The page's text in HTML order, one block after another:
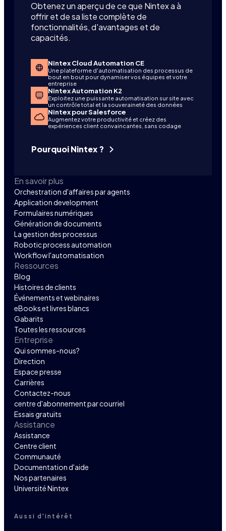
Obtenez un aperçu de ce que Nintex a à
offrir et de sa liste complète de
fonctionnalités, d'avantages et de
capacités.
Nintex Cloud Automation CE
Une plateforme d'automatisation des processus de
bout en bout pour dynamiser vos équipes et votre
entreprise
Nintex Automation K2
Exploitez une puissante automatisation sur site avec
un contrôle total et la souveraineté des données
Nintex pour Salesforce
Augmentez votre productivité et créez des
expériences client convaincantes, sans codage
Pourquoi Nintex ?
En savoir plus
Orchestration d'affaires par agents
Application development
Formulaires numériques
Génération de documents
La gestion des processus
Robotic process automation
Workflow l'automatisation
Ressources
Blog
Histoires de clients
Événements et webinaires
eBooks et livres blancs
Gabarits
Toutes les ressources
Entreprise
Qui sommes-nous?
Direction
Espace presse
Carrières
Contactez-nous
centre d'abonnement par courriel
Essais gratuits
Assistance
Assistance
Centre client
Communauté
Documentation d'aide
Nos partenaires
Université Nintex
Aussi d'intérêt